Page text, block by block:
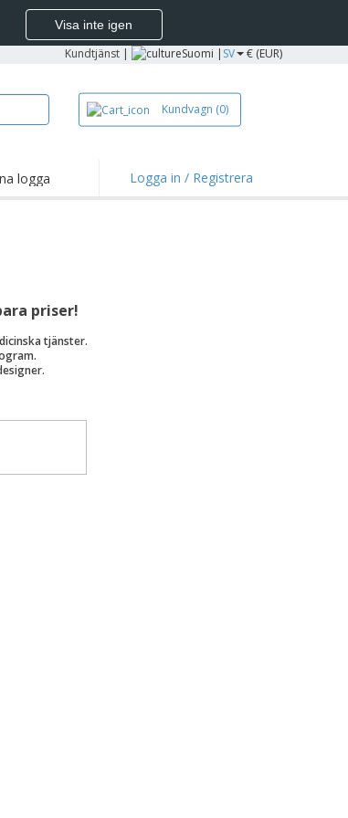
Visa inte igen
Kundtjänst | Suomi | SV € (EUR)
Kundvagn (0)
logga Logga in / Registrera
priser!
tjänster.